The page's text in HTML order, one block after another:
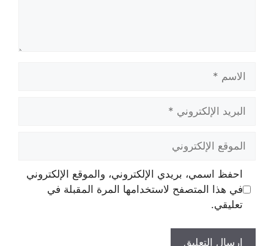
الاسم
البريد
الإلكتروني
الموقع
الإلكتروني
احفظ اسمي، بريدي الإلكتروني، والموقع الإلكتروني
في هذا المتصفح لاستخدامها المرة المقبلة في
تعليقي.